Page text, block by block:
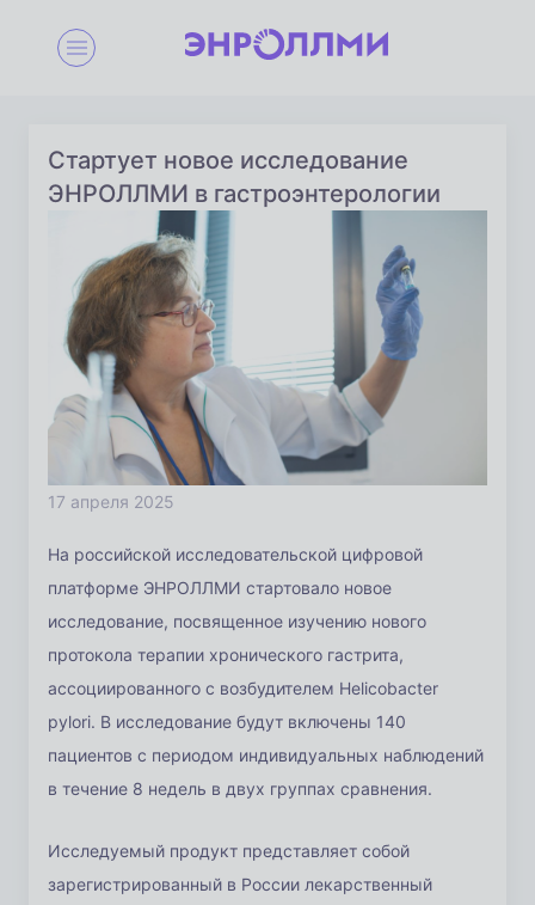
Стартует новое исследование
ЭНРОЛЛМИ в гастроэнтерологии
17 апреля 2025
На российской исследовательской цифровой
платформе ЭНРОЛЛМИ стартовало новое
исследование, посвященное изучению нового
протокола терапии хронического гастрита,
ассоциированного с возбудителем Нelicobacter
pylori. В исследование будут включены 140
пациентов с периодом индивидуальных наблюдений
в течение 8 недель в двух группах сравнения.
Исследуемый продукт представляет собой
зарегистрированный в России лекарственный